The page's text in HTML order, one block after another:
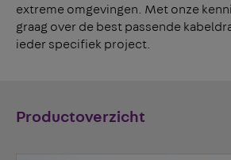
extreme omgevingen. Met onze
graag over de best passende
ieder specifiek project.
Productoverzicht